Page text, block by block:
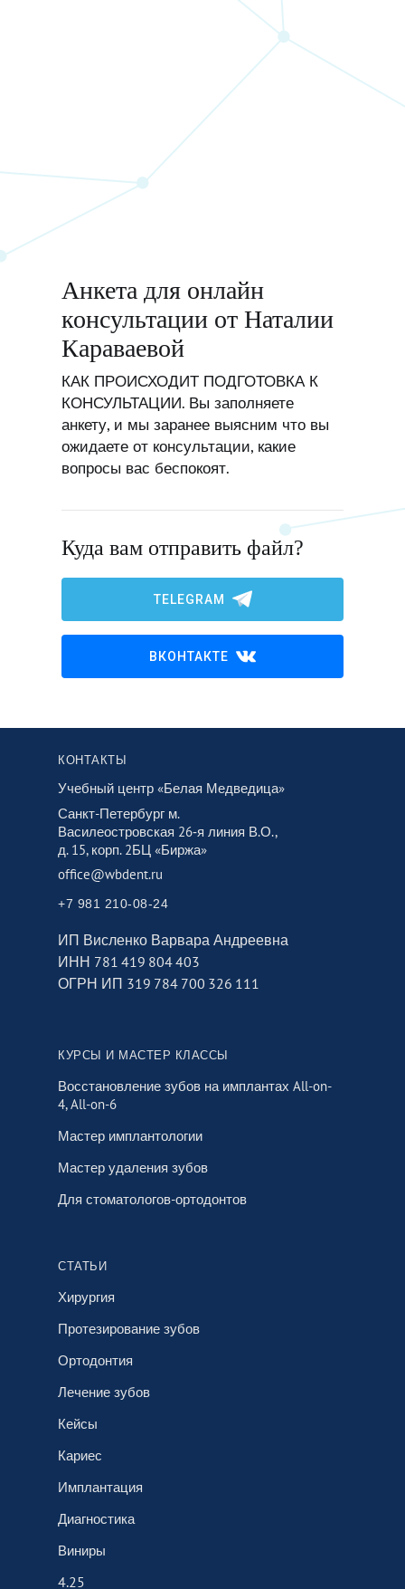
Анкета для онлайн
консультации от Наталии
Караваевой
КАК ПРОИСХОДИТ ПОДГОТОВКА К
КОНСУЛЬТАЦИИ. Вы заполняете
анкету, и мы заранее выясним что вы
ожидаете от консультации, какие
вопросы вас беспокоят.
Куда вам отправить файл?
TELEGRAM
ВКОНТАКТЕ
КОНТАКТЫ
Учебный центр «Белая Медведица»
Санкт-Петербург м.
Василеостровская 26‑я линия В.О.,
д. 15, корп. 2БЦ «Биржа»
office@wbdent.ru
+7 981 210-08-24
ИП Висленко Варвара Андреевна
ИНН 781 419 804 403
ОГРН ИП 319 784 700 326 111
КУРСЫ И МАСТЕР КЛАССЫ
Восстановление зубов на имплантах All-on-
4, All-on-6
Мастер имплантологии
Мастер удаления зубов
Для стоматологов-ортодонтов
СТАТЬИ
Хирургия
Протезирование зубов
Ортодонтия
Лечение зубов
Кейсы
Кариес
Имплантация
Диагностика
Виниры
4.25